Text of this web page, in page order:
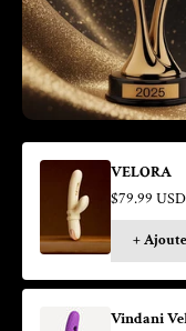
VELORA
Prix de vente
$79.99 USD
+
Vindani